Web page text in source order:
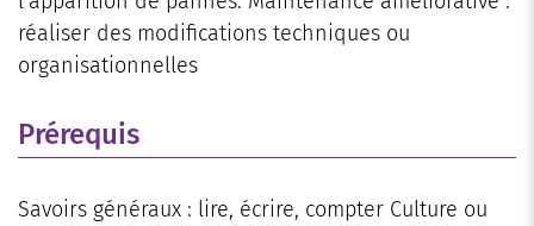
réaliser des modifications techniques ou
organisationnelles
Prérequis
Savoirs généraux : lire, écrire, compter Culture ou